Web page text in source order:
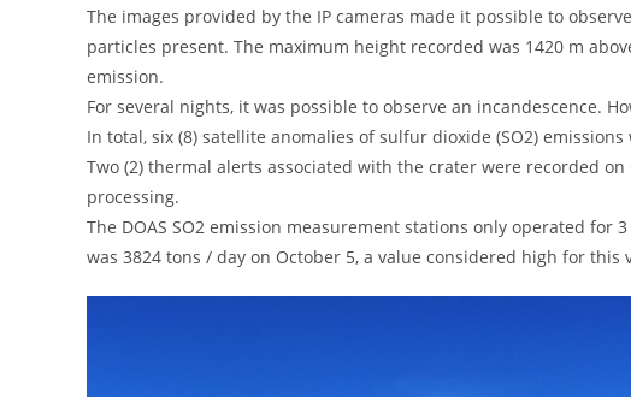
The images provided by the IP cameras made it possible to
particles present. The maximum height recorded was 1420 m
emission.
For several nights, it was possible to observe an incandescence.
In total, six (8) satellite anomalies of sulfur dioxide (SO2)
Two (2) thermal alerts associated with the crater were recorded
processing.
The DOAS SO2 emission measurement stations only operated
was 3824 tons / day on October 5, a value considered high for this